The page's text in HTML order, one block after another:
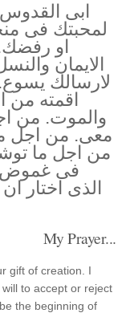
ابى
لمحبتك فى
او رفضك.
الايمان
لارسالك
اقمته من
والموت. من
معى. من اجل
من اجل ما
فى غموض
الذى اختار
My Prayer...
gift of creation. I
to accept or reject
the beginning of